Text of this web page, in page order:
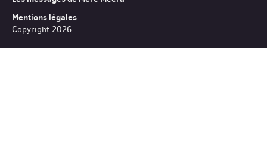
Mentions légales
Copyright 2026